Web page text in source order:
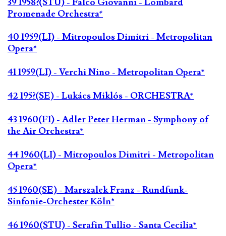
Promenade Orchestra*
40 1959(LI) - Mitropoulos Dimitri - Metropolitan
Opera*
41 1959(LI) - Verchi Nino - Metropolitan Opera*
42 195?(SE) - Lukács Miklós - ORCHESTRA*
43 1960(FI) - Adler Peter Herman - Symphony of
the Air Orchestra*
44 1960(LI) - Mitropoulos Dimitri - Metropolitan
Opera*
45 1960(SE) - Marszalek Franz - Rundfunk-
Sinfonie-Orchester Köln*
46 1960(STU) - Serafin Tullio - Santa Cecilia*